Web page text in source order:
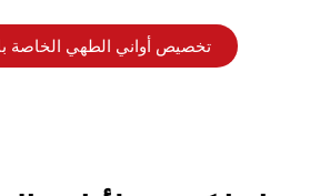
تخصيص أواني الطهي الخاصة